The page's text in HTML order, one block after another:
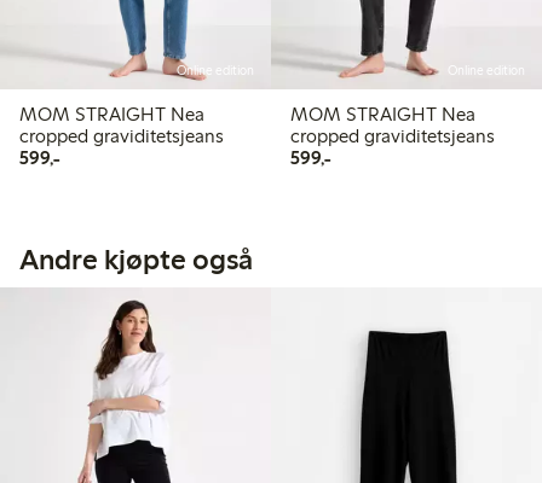
Online edition
MOM STRAIGHT Nea
cropped graviditetsjeans
599,-599,00 kr
Online edition
MOM STRAIGHT Nea
cropped graviditetsjeans
599,-599,00 kr
Andre kjøpte også